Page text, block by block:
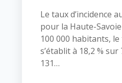
Le taux d’incidence
pour la Haute-
100 000 habitants,
s’établit à 18,2 %
131…